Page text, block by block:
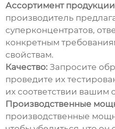
Ассортимент
производитель
суперконцентратов,
конкретным
свойствам.
Качество: Запросите
проведите их
их соответствии вашим
Производственные
производственные